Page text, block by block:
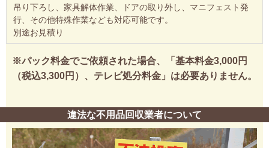
吊り下ろし、家具解体作業、ドアの取り外し、マニフェスト発
行、その他特殊作業なども対応可能です。
別途お見積り
※パック料金でご依頼された場合、「基本料金3,000円
（税込3,300円）、テレビ処分料金」は必要ありません。
違法な不用品回収業者について